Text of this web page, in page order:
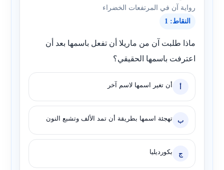
رواية آن في المرتفعات الخضراء
النقاط: 1
ماذا طلبت آن من ماريلا أن تفعل باسمها بعد أن
اعترفت باسمها الحقيقي؟
أ أن تغير اسمها لاسم آخر
ب تهجئة اسمها بطريقة أن تمد الألف وتشبع النون
ج بكورديليا